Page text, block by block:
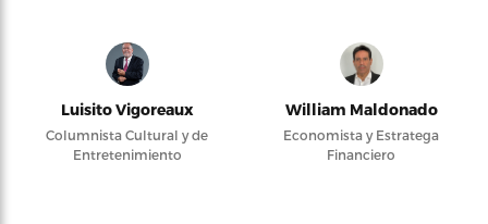
Luisito Vigoreaux
Columnista Cultural y de
Entretenimiento
William Maldonado
Economista y Estratega
Financiero